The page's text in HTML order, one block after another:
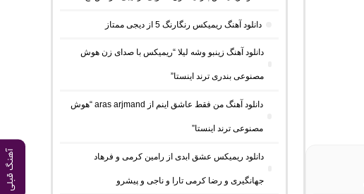
آهنگ قبلی
دانلود آهنگ ریمیکس رنگارنگ 5 از دیجی ممتاز
دانلود آهنگ زینبو وشه لیلا “ریمیکس با صدای زن هوش
مصنوعی بندری ترند اینستا”
دانلود آهنگ من فقط عاشق اینم از aras arjmand “هوش
مصنوعی ترند اینستا”
دانلود ریمیکس عشق ابدی از رامین کرمی و فرهاد
جهانگیری و رضا کرمی تارا و ناجی و پیشرو